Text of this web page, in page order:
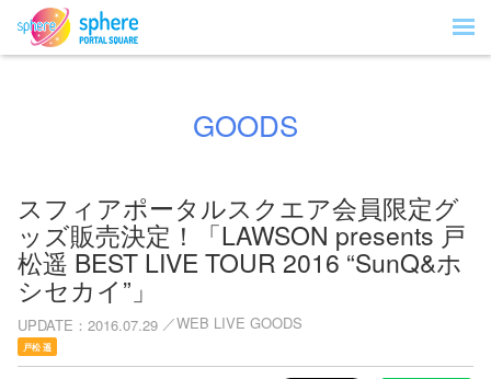
GOODS
スフィアポータルスクエア会員限定グ
ッズ販売決定！「LAWSON presents 戸
松遥 BEST LIVE TOUR 2016 “SunQ&ホ
シセカイ”」
UPDATE 2016.07.29 WEB LIVE GOODS
戸松 遥